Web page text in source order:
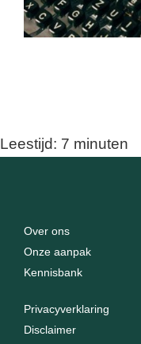
Leestijd: 7 minuten
Over ons
Onze aanpak
Kennisbank
Privacyverklaring
Disclaimer